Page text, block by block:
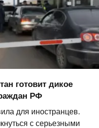
готовит дикое
РФ
для иностранцев.
с серьезными